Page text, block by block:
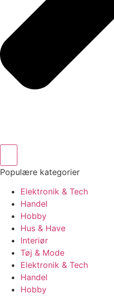
Populære kategorier
Elektronik & Tech
Handel
Hobby
Hus & Have
Interiør
Tøj & Mode
Elektronik & Tech
Handel
Hobby